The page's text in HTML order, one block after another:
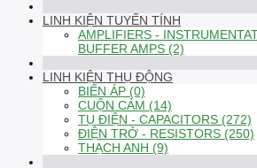
LINH KIỆN TUYẾN TÍNH
AMPLIFIERS -
BUFFER AMPS (2)
LINH KIỆN THỤ ĐỘNG
BIẾN ÁP (0)
CUỘN CẢM (14)
TỤ ĐIỆN - CAPACITORS (272)
ĐIỆN TRỞ - RESISTORS (250)
THẠCH ANH (9)